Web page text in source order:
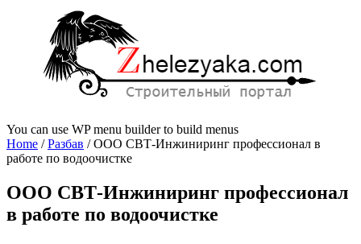
You can use WP menu builder to build menus
Home /Разбав /ООО СВТ-Инжиниринг профессионал в
работе по водоочистке
ООО СВТ-Инжиниринг профессионал
в работе по водоочистке